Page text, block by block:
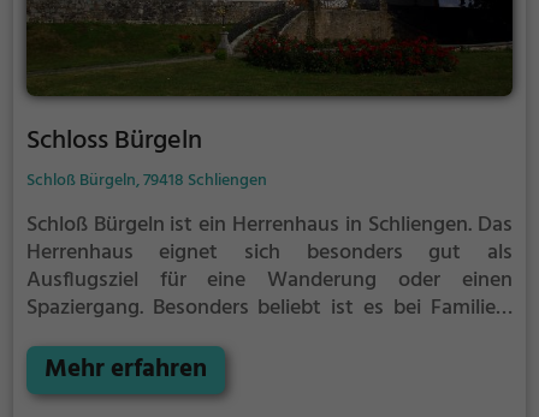
Schloss Bürgeln
Schloß Bürgeln, 79418 Schliengen
Schloß Bürgeln ist ein Herrenhaus in Schliengen. Das
Herrenhaus eignet sich besonders gut als
Ausflugsziel für eine Wanderung oder einen
Spaziergang. Besonders beliebt ist es bei Familien,
offenbart historische Aspekte aus längst
vergangenen Zeiten und bietet einen kleinen
Mehr erfahren